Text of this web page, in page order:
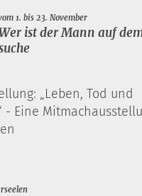
1. bis 23. November:
ist der Mann auf
„Leben, Tod und
- Eine